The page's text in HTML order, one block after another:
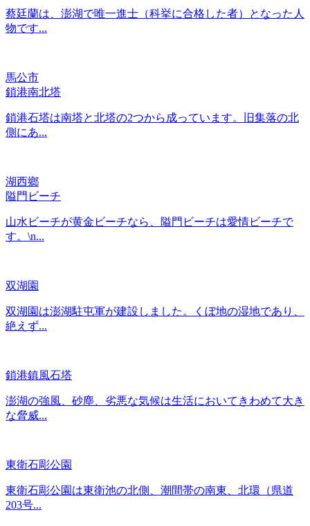
蔡廷蘭は、澎湖で唯一進士（科挙に合格した者）となった人
物です...
馬公市
鎖港南北塔
鎖港石塔は南塔と北塔の2つから成っています。旧集落の北
側にあ...
湖西鄉
隘門ビーチ
山水ビーチが黄金ビーチなら、隘門ビーチは愛情ビーチで
す。\n...
双湖園
双湖園は澎湖駐屯軍が建設しました。くぼ地の湿地であり、
絶えず...
鎖港鎮風石塔
澎湖の強風、砂塵、劣悪な気候は生活においてきわめて大き
な脅威...
東衛石彫公園
東衛石彫公園は東衛池の北側、潮間帯の南東、北環（県道
203号...